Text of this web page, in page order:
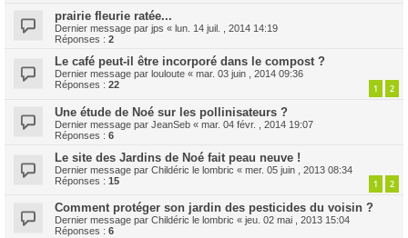
prairie fleurie ratée...
Dernier message par jps « lun. 14 juil. , 2014 14:19
Réponses : 2
Le café peut-il être incorporé dans le compost ?
Dernier message par louloute « mar. 03 juin , 2014 09:36
Réponses : 22 1 2
Une étude de Noé sur les pollinisateurs ?
Dernier message par JeanSeb « mar. 04 févr. , 2014 19:07
Réponses : 6
Le site des Jardins de Noé fait peau neuve !
Dernier message par Childéric le lombric « mer. 05 juin , 2013 08:34
Réponses : 15 1 2
Comment protéger son jardin des pesticides du voisin ?
Dernier message par Childéric le lombric « jeu. 02 mai , 2013 15:04
Réponses : 6